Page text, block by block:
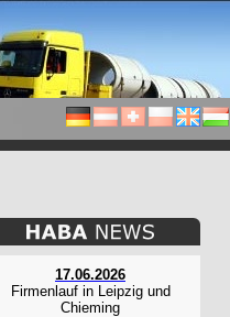
17.06.2026
Firmenlauf in Leipzig und
Chieming